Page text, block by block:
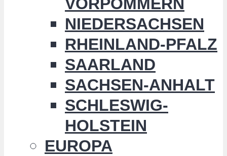
NIEDERSACHSEN
RHEINLAND-PFALZ
SAARLAND
SACHSEN-ANHALT
SCHLESWIG-
HOLSTEIN
EUROPA